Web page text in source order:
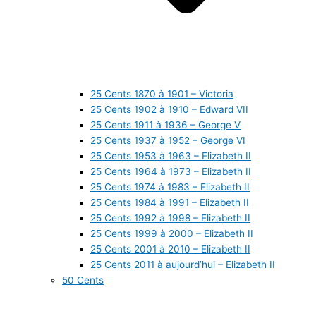
25 Cents 1870 à 1901 – Victoria
25 Cents 1902 à 1910 – Edward VII
25 Cents 1911 à 1936 – George V
25 Cents 1937 à 1952 – George VI
25 Cents 1953 à 1963 – Elizabeth II
25 Cents 1964 à 1973 – Elizabeth II
25 Cents 1974 à 1983 – Elizabeth II
25 Cents 1984 à 1991 – Elizabeth II
25 Cents 1992 à 1998 – Elizabeth II
25 Cents 1999 à 2000 – Elizabeth II
25 Cents 2001 à 2010 – Elizabeth II
25 Cents 2011 à aujourd’hui – Elizabeth II
50 Cents